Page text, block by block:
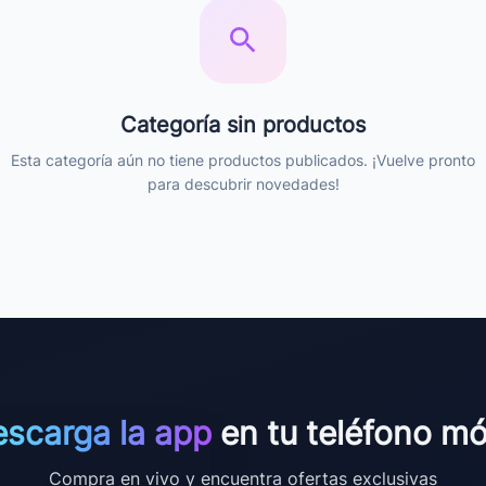
Categoría sin productos
Esta categoría aún no tiene productos publicados. ¡Vuelve pronto
para descubrir novedades!
la app en tu teléfono
Compra en vivo y encuentra ofertas exclusivas